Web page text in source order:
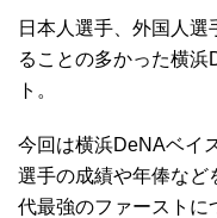
日本人選手、外国人
ることの多かった横
ト。
今回は横浜DeNAベイ
選手の成績や年俸など
代最強のファーストに